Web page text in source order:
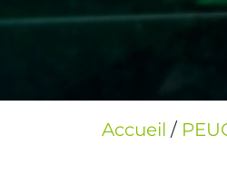
Accueil /